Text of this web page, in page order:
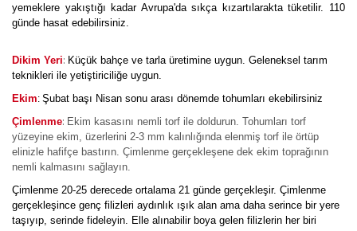
yemeklere yakıştığı kadar Avrupa'da sıkça kızartılarakta tüketilir. 110
günde hasat edebilirsiniz.
Dikim Yeri: Küçük bahçe ve tarla üretimine uygun. Geleneksel tarım
teknikleri ile yetiştiriciliğe uygun.
Ekim: Şubat başı Nisan sonu arası dönemde tohumları ekebilirsiniz
Çimlenme: Ekim kasasını nemli torf ile doldurun. Tohumları torf
yüzeyine ekim, üzerlerini 2-3 mm kalınlığında elenmiş torf ile örtüp
elinizle hafifçe bastırın. Çimlenme gerçekleşene dek ekim toprağının
nemli kalmasını sağlayın.
Çimlenme 20-25 derecede ortalama 21 günde gerçekleşir. Çimlenme
gerçekleşince genç filizleri aydınlık ışık alan ama daha serince bir yere
taşıyıp, serinde fideleyin. Elle alınabilir boya gelen filizlerin her biri